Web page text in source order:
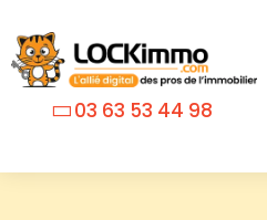
03 63 53 44 98